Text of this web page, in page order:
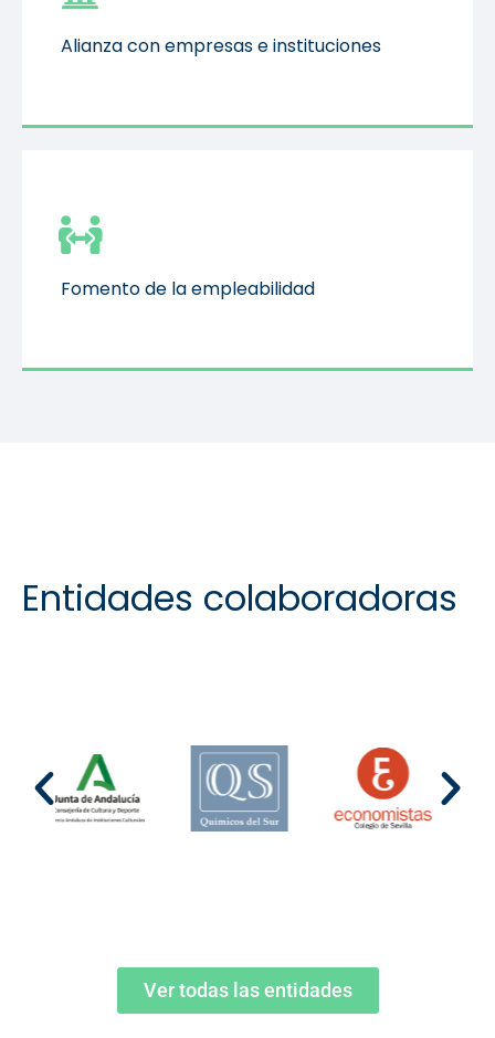
Alianza con empresas e instituciones
Alianza con empresas e instituciones
Fomento de la empleabilidad
Fomento de la empleabilidad
Entidades colaboradoras
Ver todas las entidades